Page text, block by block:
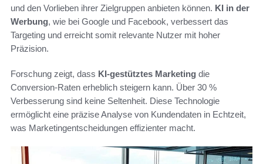
und den Vorlieben ihrer Zielgruppen anbieten können. KI in der
Werbung, wie bei Google und Facebook, verbessert das
Targeting und erreicht somit relevante Nutzer mit hoher
Präzision.
Forschung zeigt, dass KI-gestütztes Marketing die
Conversion-Raten erheblich steigern kann. Über 30 %
Verbesserung sind keine Seltenheit. Diese Technologie
ermöglicht eine präzise Analyse von Kundendaten in Echtzeit,
was Marketingentscheidungen effizienter macht.